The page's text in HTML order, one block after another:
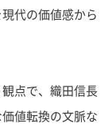
代の価値感から
点で、織田信長
値転換の文脈な